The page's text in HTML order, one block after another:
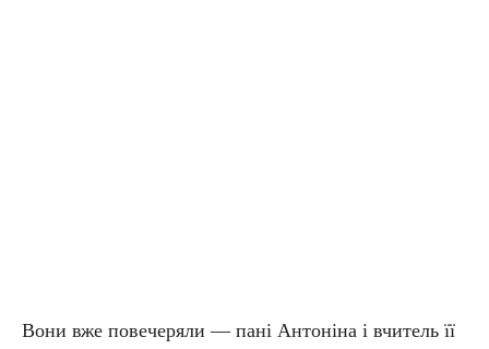
Вони вже повечеряли — пані Антоніна і вчитель її